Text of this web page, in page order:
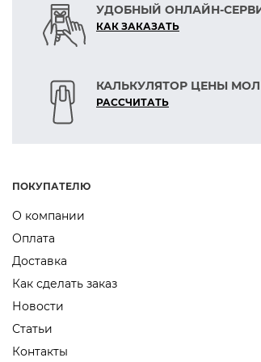
УДОБНЫЙ ОНЛАЙН-
КАК ЗАКАЗАТЬ
КАЛЬКУЛЯТОР ЦЕНЫ
РАСCЧИТАТЬ
ПОКУПАТЕЛЮ
О компании
Оплата
Доставка
Как сделать заказ
Новости
Статьи
Контакты